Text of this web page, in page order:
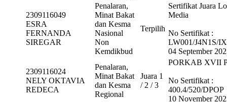
2309116049
ESRA
FERNANDA
SIREGAR
Penalaran,
Minat Bakat
dan Kesma
Nasional
Non
Kemdikbud
Terpilih
Sertifikat Juara
Media
No Sertifikat :
LW001/J4N1S/
04 September
2309116024
NELY OKTAVIA
REDECA
Penalaran,
Minat Bakat
dan Kesma
Regional
Juara 1
/ 2 / 3
PORKAB XVII
No Sertifikat :
400.4/520/DPOP
10 November